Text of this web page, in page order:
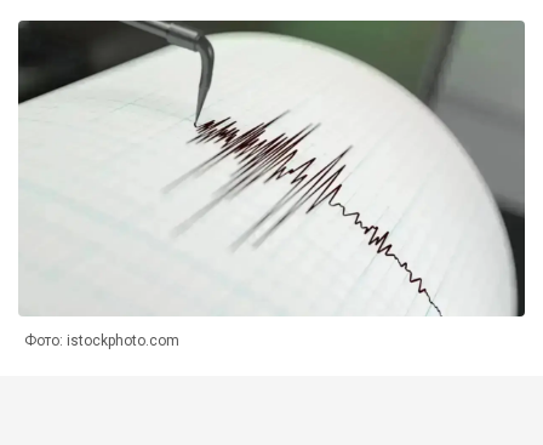
Фото: istockphoto.com